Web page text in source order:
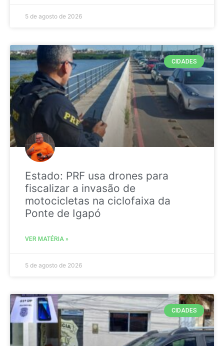
5 de agosto de 2026
CIDADES
Estado: PRF usa drones para
fiscalizar a invasão de
motocicletas na ciclofaixa da
Ponte de Igapó
VER MATÉRIA »
5 de agosto de 2026
CIDADES